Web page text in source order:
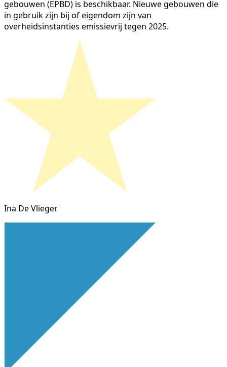
gebouwen (EPBD) is beschikbaar. Nieuwe gebouwen die
in gebruik zijn bij of eigendom zijn van
overheidsinstanties emissievrij tegen 2025.
Ina De Vlieger